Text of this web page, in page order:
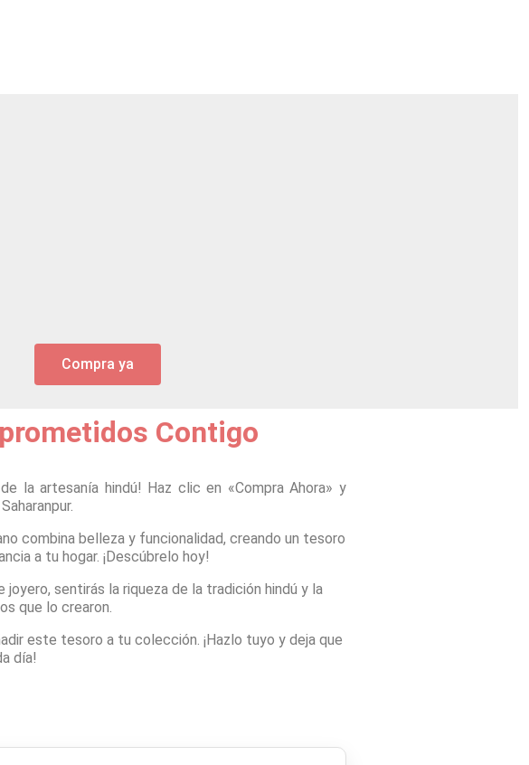
Compra ya
Contigo
la artesanía hindú! Haz clic en «Compra Ahora» y
combina belleza y funcionalidad, creando un tesoro
a tu hogar. ¡Descúbrelo hoy!
joyero, sentirás la riqueza de la tradición hindú y la
que lo crearon.
este tesoro a tu colección. ¡Hazlo tuyo y deja que
día!